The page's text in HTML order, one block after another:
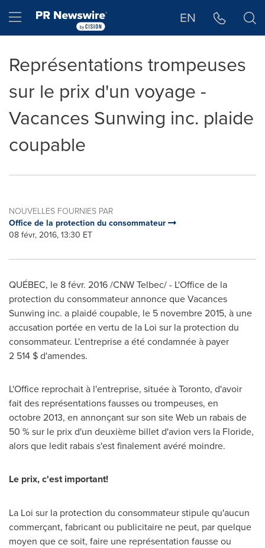
Hamburger menu EN
Représentations trompeuses
sur le prix d'un voyage -
Vacances Sunwing inc. plaide
coupable
NOUVELLES FOURNIES PAR
Office de la protection du consommateur
08 févr, 2016, 13:30 ET
QUÉBEC, le 8 févr. 2016 /CNW Telbec/ - L'Office de la
protection du consommateur annonce que Vacances
Sunwing inc. a plaidé coupable, le 5 novembre 2015, à une
accusation portée en vertu de la Loi sur la protection du
consommateur. L'entreprise a été condamnée à payer
2 514 $ d'amendes.
L'Office reprochait à l'entreprise, située àToronto, d'avoir
fait des représentations fausses ou trompeuses, en
octobre 2013, en annonçant sur son site Web un rabais de
50 % sur le prix d'un deuxième billet d'avion vers la Floride,
alors que ledit rabais s'est finalement avéré moindre.
Le prix, c'est important!
La Loi sur la protection du consommateur stipule qu'aucun
commerçant, fabricant ou publicitaire ne peut, par quelque
moyen que ce soit, faire une représentation fausse ou